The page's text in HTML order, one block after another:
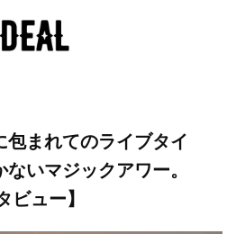
包まれてのライブタイ
いマジックアワー。
ビュー】